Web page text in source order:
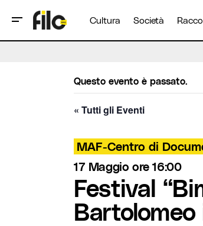
Cultura Società
Questo evento è passato.
« Tutti gli Eventi
MAF-Centro di
17 Maggio ore 16:00
Festival